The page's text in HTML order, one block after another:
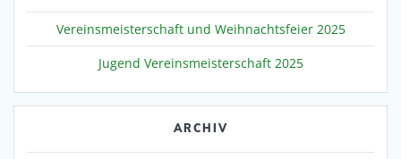
Vereinsmeisterschaft und Weihnachtsfeier 2025
Jugend Vereinsmeisterschaft 2025
ARCHIV